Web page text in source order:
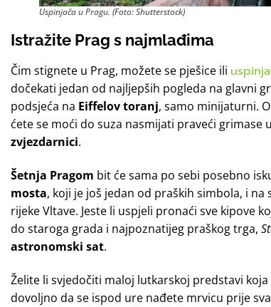
Uspinjača u Pragu. (Foto: Shutterstock)
Istražite Prag s najmlađima
Čim stignete u Prag, možete se pješice ili
dočekati jedan od najljepših pogleda na glavni
podsjeća na Eiffelov toranj, samo minijaturni.
ćete se moći do suza nasmijati praveći grimase u
zvjezdarnici.
Šetnja Pragom bit će sama po sebi posebno
mosta, koji je još jedan od praških simbola, i
rijeke Vltave. Jeste li uspjeli pronaći sve kipove
do staroga grada i najpoznatijeg praškog trga,
astronomski sat.
Želite li svjedočiti maloj lutkarskoj predstavi
dovoljno da se ispod ure nađete mrvicu prije